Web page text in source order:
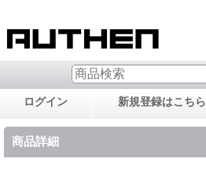
ログイン 新規登録はこちら
商品詳細